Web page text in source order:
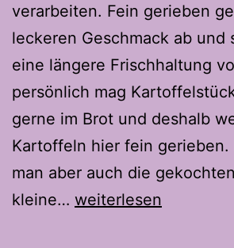
verarbeiten. Fein gerieben
leckeren Geschmack ab und
eine längere Frischhaltung
persönlich mag
gerne im Brot und deshalb
Kartoffeln hier fein gerieben.
man aber auch die
kleine… Härdöpfel
weiterlesen